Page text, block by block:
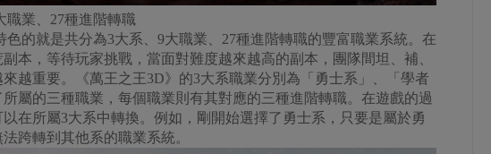
職業、27種進階轉職
的就是共分為3大系、9大職業、27種進階轉職的豐富職業系統。在
本，等待玩家挑戰，當面對難度越來越高的副本，團隊間坦、補、
越重要。《萬王之王3D》的3大系職業分別為「勇士系」、「學者
屬的三種職業，每個職業則有其對應的三種進階轉職。在遊戲的過
在所屬3大系中轉換。例如，剛開始選擇了勇士系，只要是屬於勇
跨轉到其他系的職業系統。